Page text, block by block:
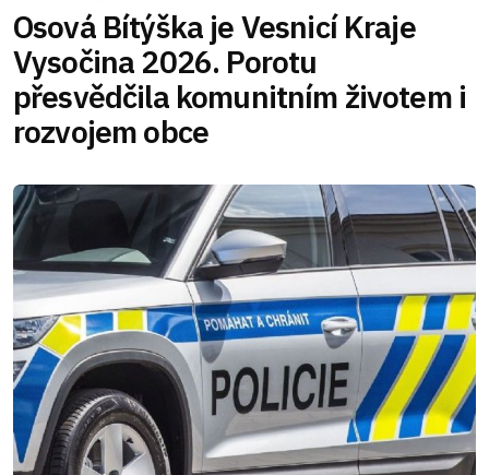
Osová Bítýška je Vesnicí Kraje
Vysočina 2026. Porotu
přesvědčila komunitním životem i
rozvojem obce